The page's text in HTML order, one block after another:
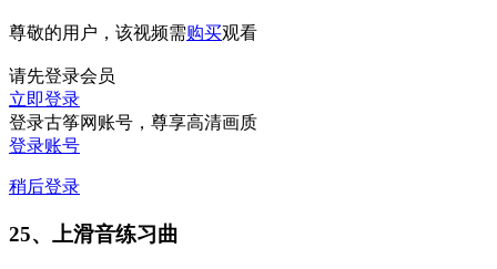
尊敬的用户，该视频需购买观看
请先登录会员
立即登录
登录古筝网账号，尊享高清画质
登录账号
稍后登录
25、上滑音练习曲